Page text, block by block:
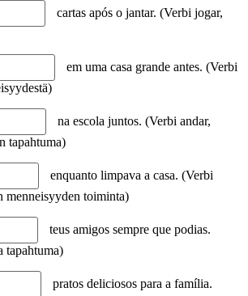
cartas após o jantar. (Verbi jogar,
em uma casa grande antes. (Verbi
na escola juntos. (Verbi andar,
tapahtuma)
enquanto limpava a casa. (Verbi
menneisyyden toiminta)
teus amigos sempre que podias.
tapahtuma)
pratos deliciosos para a família.